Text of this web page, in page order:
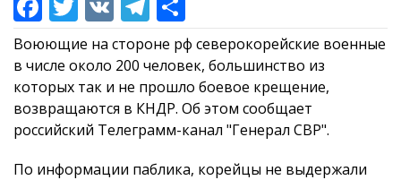
Воюющие на стороне рф северокорейские военные
в числе около 200 человек, большинство из
которых так и не прошло боевое крещение,
возвращаются в КНДР. Об этом сообщает
российский Телеграмм-канал "Генерал СВР".
По информации паблика, корейцы не выдержали